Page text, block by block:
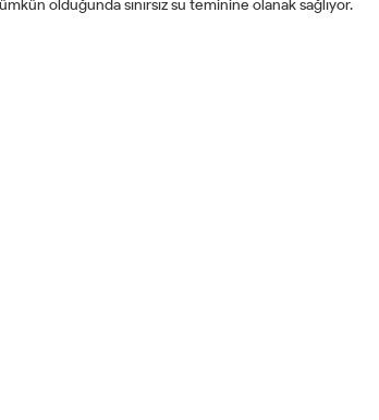
olduğunda sınırsız su teminine olanak sağlıyor.